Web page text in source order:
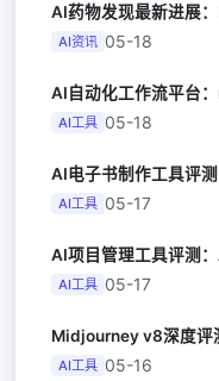
AI药物发现最新进展
AI资讯 05-18
AI工具 05-18
AI电子书制作工具评
AI工具 05-17
AI工具 05-17
AI工具 05-16